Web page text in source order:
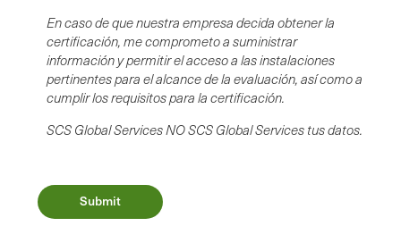
En caso de que nuestra empresa decida obtener la
certificación, me comprometo a suministrar
información y permitir el acceso a las instalaciones
pertinentes para el alcance de la evaluación, así como a
cumplir los requisitos para la certificación.
SCS Global Services NO SCS Global Services tus datos.